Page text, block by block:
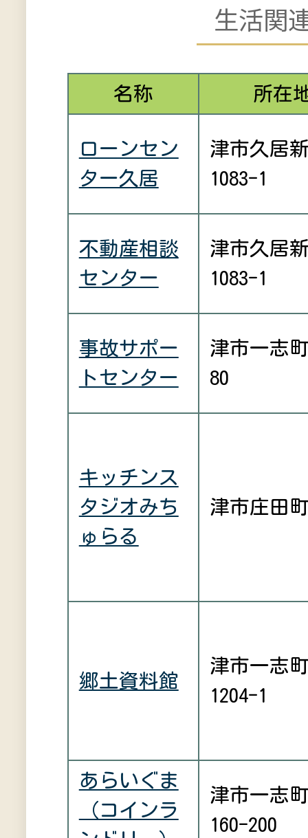
生活関
名称 所在
ローンセン
ター久居
津市久居
1083-1
不動産相談
センター
津市久居
1083-1
事故サポー
トセンター
津市一志
80
キッチンス
タジオみち
ゅらる
津市庄田
郷土資料館
津市一志
1204-1
あらいぐま
（コインラ
津市一志
160-200